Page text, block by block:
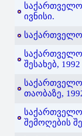
ივნისი.
შესახებ,
თაობაზე,
შემოღების